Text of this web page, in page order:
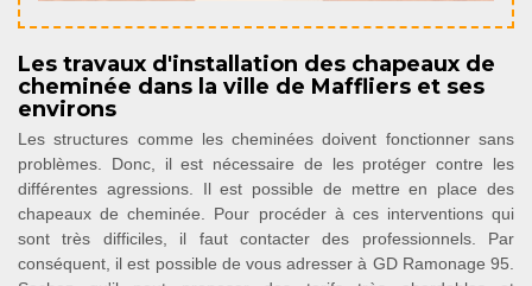
Les travaux d'installation des chapeaux de
cheminée dans la ville de Maffliers et ses
environs
Les structures comme les cheminées doivent fonctionner sans
problèmes. Donc, il est nécessaire de les protéger contre les
différentes agressions. Il est possible de mettre en place des
chapeaux de cheminée. Pour procéder à ces interventions qui
sont très difficiles, il faut contacter des professionnels. Par
conséquent, il est possible de vous adresser à GD Ramonage 95.